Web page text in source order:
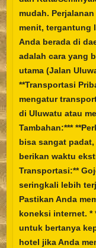
mudah.
menit, tergantung
Anda berada di
adalah cara yang
utama (Jalan
**Transportasi
mengatur
di Uluwatu atau
Tambahan:***
bisa sangat
berikan waktu
Transportasi:**
seringkali lebih
Pastikan Anda
koneksi internet. *
untuk bertanya
hotel jika Anda